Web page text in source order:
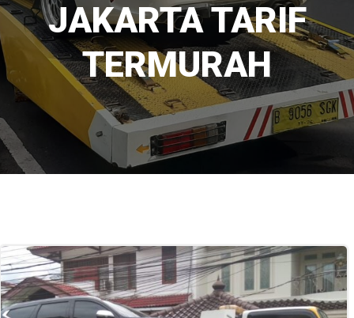
JAKARTA TARIF
TERMURAH